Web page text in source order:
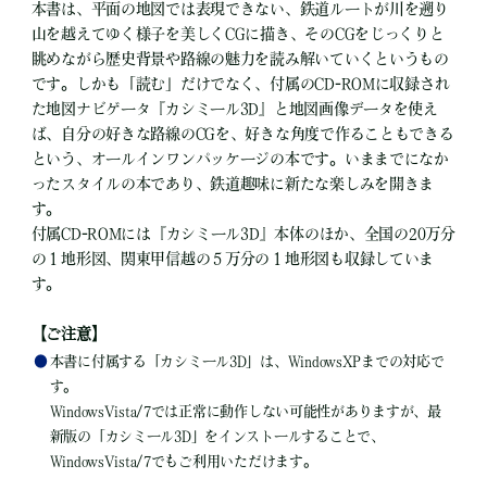
本書は、平面の地図では表現できない、鉄道ルートが川を遡り
山を越えてゆく様子を美しくCGに描き、そのCGをじっくりと
眺めながら歴史背景や路線の魅力を読み解いていくというもの
です。しかも「読む」だけでなく、付属のCD-ROMに収録され
た地図ナビゲータ『カシミール3D』と地図画像データを使え
ば、自分の好きな路線のCGを、好きな角度で作ることもできる
という、オールインワンパッケージの本です。いままでになか
ったスタイルの本であり、鉄道趣味に新たな楽しみを開きま
す。
付属CD-ROMには『カシミール3D』本体のほか、全国の20万分
の１地形図、関東甲信越の５万分の１地形図も収録していま
す。
【ご注意】
●本書に付属する「カシミール3D」は、WindowsXPまでの対応で
す。
WindowsVista/7では正常に動作しない可能性がありますが、最
新版の「カシミール3D」をインストールすることで、
WindowsVista/7でもご利用いただけます。